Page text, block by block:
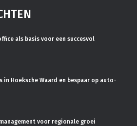
als basis voor een succesvol
in Hoeksche Waard en bespaar op auto-
voor regionale groei